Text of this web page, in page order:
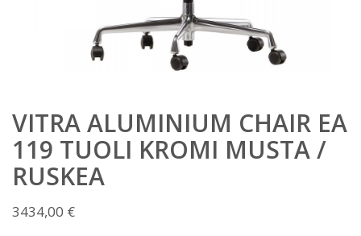
VITRA ALUMINIUM CHAIR EA
119 TUOLI KROMI MUSTA /
RUSKEA
3434,00 €